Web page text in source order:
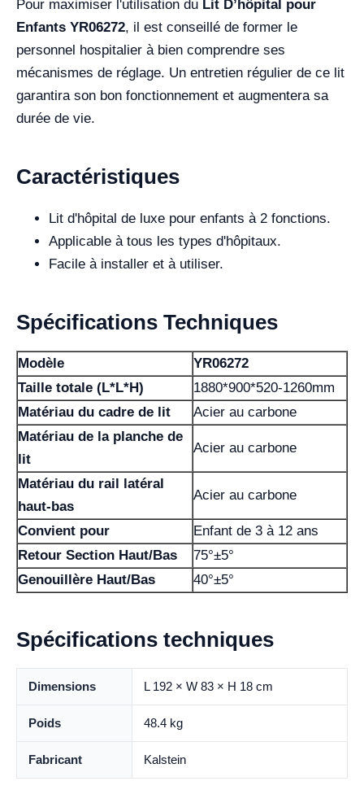
Pour maximiser l'utilisation du Lit D’hôpital pour
Enfants YR06272, il est conseillé de former le
personnel hospitalier à bien comprendre ses
mécanismes de réglage. Un entretien régulier de ce lit
garantira son bon fonctionnement et augmentera sa
durée de vie.
Caractéristiques
Lit d'hôpital de luxe pour enfants à 2 fonctions.
Applicable à tous les types d'hôpitaux.
Facile à installer et à utiliser.
Spécifications Techniques
Modèle
YR06272
Taille totale (L*L*H)
1880*900*520-1260mm
Matériau du cadre de lit
Acier au carbone
Matériau de la planche de
lit
Acier au carbone
Matériau du rail latéral
haut-bas
Acier au carbone
Convient pour
Enfant de 3 à 12 ans
Retour Section Haut/Bas
75°±5°
Genouillère Haut/Bas
40°±5°
Spécifications techniques
Dimensions L 192 × W 83 × H 18 cm
Poids 48.4 kg
Fabricant Kalstein